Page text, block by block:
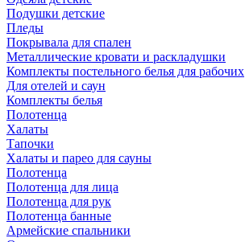
Подушки детские
Пледы
Покрывала для спален
Металлические кровати и раскладушки
Комплекты постельного белья для рабочих
Для отелей и саун
Комплекты белья
Полотенца
Халаты
Тапочки
Халаты и парео для сауны
Полотенца
Полотенца для лица
Полотенца для рук
Полотенца банные
Армейские спальники